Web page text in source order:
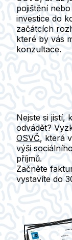
pojištění
investice do
začátcích
které by vás
konzultace.
Nejste si jistí,
odvádět?
OSVČ, která
výši
příjmů.
Začněte
vystavíte do